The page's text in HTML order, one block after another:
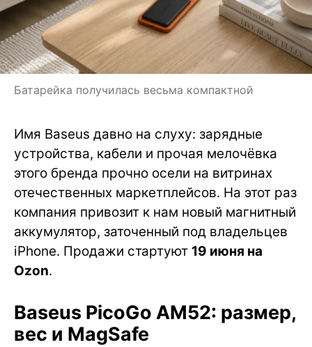
Батарейка получилась весьма компактной
Имя Baseus давно на слуху: зарядные
устройства, кабели и прочая мелочёвка
этого бренда прочно осели на витринах
отечественных маркетплейсов. На этот раз
компания привозит к нам новый магнитный
аккумулятор, заточенный под владельцев
iPhone. Продажи стартуют 19 июня на
Ozon.
Baseus PicoGo AM52: размер,
вес и MagSafe